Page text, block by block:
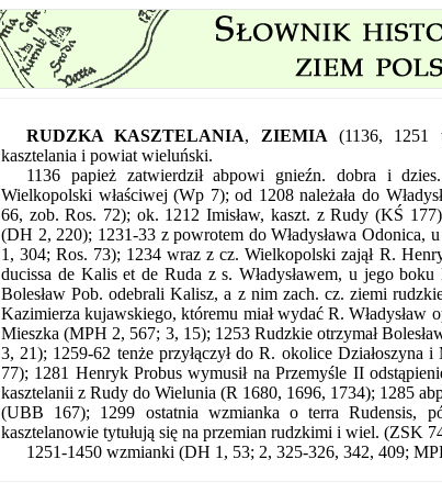
RUDZKA KASZTELANIA, ZIEMIA
(1136, 1251
kasztelania i powiat wieluński.
1136 papież zatwierdził abpowi gnieźn. dobra i
Wielkopolski właściwej (Wp 7); od 1208 należała do
66, zob. Ros. 72); ok. 1212 Imisław, kaszt. z Rudy (KŚ
(DH 2, 220); 1231-33 z powrotem do Władysława Odonica,
1, 304; Ros. 73); 1234 wraz z cz. Wielkopolski zajął R.
ducissa de Kalis et de Ruda z s. Władysławem, u jego
Bolesław Pob. odebrali Kalisz, a z nim zach. cz. ziemi
Kazimierza kujawskiego, któremu miał wydać R. Władysław
Mieszka (MPH 2, 567; 3, 15); 1253 Rudzkie otrzymał
3, 21); 1259-62 tenże przyłączył do R. okolice
77); 1281 Henryk Probus wymusił na Przemyśle II
kasztelanii z Rudy do Wielunia (R 1680, 1696, 1734); 1285
(UBB 167); 1299 ostatnia wzmianka o terra Rudensis,
kasztelanowie tytułują się na przemian rudzkimi i wiel. (ZSK
1251-1450 wzmianki (DH 1, 53; 2, 325-326, 342, 409;